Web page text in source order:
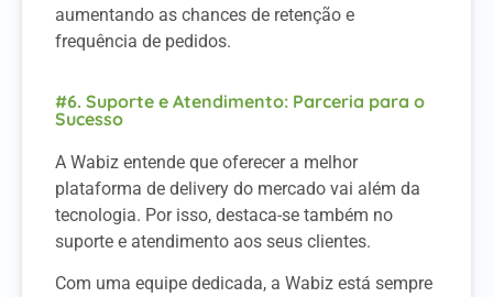
aumentando as chances de retenção e
frequência de pedidos.
#6. Suporte e Atendimento: Parceria para o
Sucesso
A Wabiz entende que oferecer a melhor
plataforma de delivery do mercado vai além da
tecnologia. Por isso, destaca-se também no
suporte e atendimento aos seus clientes.
Com uma equipe dedicada, a Wabiz está sempre